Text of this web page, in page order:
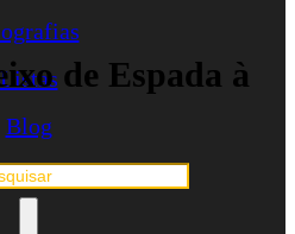
Listas
Blog
de Espada à